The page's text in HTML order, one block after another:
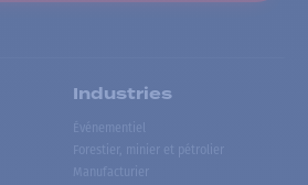
Industries
Événementiel
Forestier, minier et pétrolier
Manufacturier